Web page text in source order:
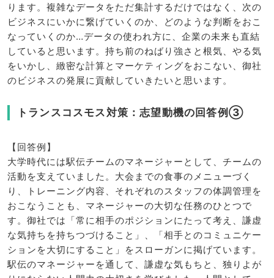
ります。複雑なデータをただ集計するだけではなく、次の
ビジネスにいかに繋げていくのか、どのような判断をおこ
なっていくのか…データの使われ方に、企業の未来も直結
していると思います。持ち前のねばり強さと根気、やる気
をいかし、緻密な計算とマーケティングをおこない、御社
のビジネスの発展に貢献していきたいと思います。
トランスコスモス対策：志望動機の回答例③
【回答例】
大学時代には駅伝チームのマネージャーとして、チームの
活動を支えていました。大会までの食事のメニューづく
り、トレーニング内容、それぞれのスタッフの体調管理を
おこなうことも、マネージャーの大切な任務のひとつで
す。御社では「常に相手のポジションにたって考え、謙虚
な気持ちを持ちつづけること」、「相手とのコミュニケー
ションを大切にすること」をスローガンに掲げています。
駅伝のマネージャーを通して、謙虚な気もちと、独りよが